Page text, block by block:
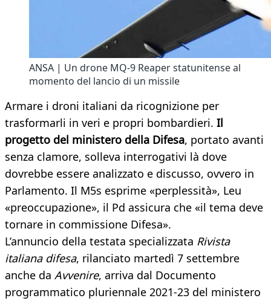
ANSA | Un drone MQ-9 Reaper statunitense al
momento del lancio di un missile
Armare i droni italiani da ricognizione per
trasformarli in veri e propri bombardieri. Il
progetto del ministero della Difesa, portato avanti
senza clamore, solleva interrogativi là dove
dovrebbe essere analizzato e discusso, ovvero in
Parlamento. Il M5s esprime «perplessità», Leu
«preoccupazione», il Pd assicura che «il tema deve
tornare in commissione Difesa».
L’annuncio della testata specializzata Rivista
italiana difesa, rilanciato martedì 7 settembre
anche da Avvenire, arriva dal Documento
programmatico pluriennale 2021-23 del ministero